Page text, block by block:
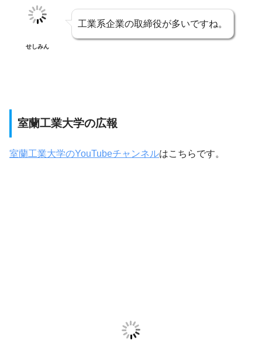
せしみん
工業系企業の取締役が多いですね。
室蘭工業大学の広報
室蘭工業大学のYouTubeチャンネルはこちらです。